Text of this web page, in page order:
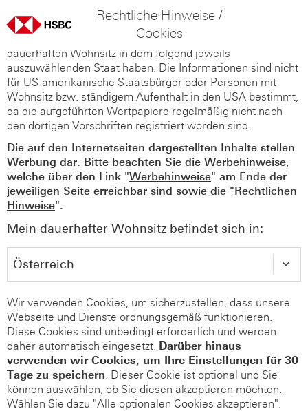
Rechtliche Hinweise /
Cookies
Diese Webseiten richten sich nur an Personen, die ihren
dauerhaften Wohnsitz in dem folgend jeweils
auszuwählenden Staat haben. Die Informationen sind nicht
für US-amerikanische Staatsbürger oder Personen mit
Wohnsitz bzw. ständigem Aufenthalt in den USA bestimmt,
da die aufgeführten Wertpapiere regelmäßig nicht nach
den dortigen Vorschriften registriert worden sind.
Die auf den Internetseiten dargestellten Inhalte stellen
Werbung dar. Bitte beachten Sie die Werbehinweise,
welche über den Link "Werbehinweise" am Ende der
jeweiligen Seite erreichbar sind sowie die "Rechtlichen
Hinweise".
Mein dauerhafter Wohnsitz befindet sich in:
Wir verwenden Cookies, um sicherzustellen, dass unsere
Webseite und Dienste ordnungsgemäß funktionieren.
Diese Cookies sind unbedingt erforderlich und werden
daher automatisch eingesetzt. Darüber hinaus
verwenden wir Cookies, um Ihre Einstellungen für 30
Tage zu speichern. Dieser Cookie ist optional und Sie
können auswählen, ob Sie diesen akzeptieren möchten.
Wählen Sie dazu "Alle optionalen Cookies akzeptieren".